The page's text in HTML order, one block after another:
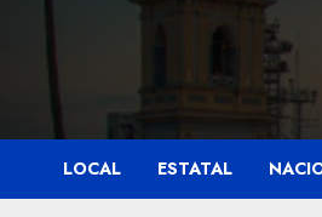
LOCAL ESTATAL